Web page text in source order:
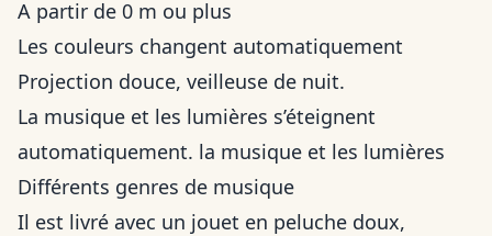
A partir de 0 m ou plus
Les couleurs changent automatiquement
Projection douce, veilleuse de nuit.
La musique et les lumières s’éteignent
automatiquement. la musique et les lumières
Différents genres de musique
Il est livré avec un jouet en peluche doux,